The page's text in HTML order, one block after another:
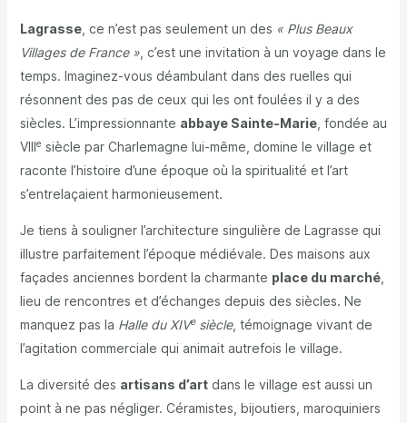
Lagrasse, ce n’est pas seulement un des « Plus Beaux
Villages de France », c’est une invitation à un voyage dans le
temps. Imaginez-vous déambulant dans des ruelles qui
résonnent des pas de ceux qui les ont foulées il y a des
siècles. L’impressionnante abbaye Sainte-Marie, fondée au
VIIIe siècle par Charlemagne lui-même, domine le village et
raconte l’histoire d’une époque où la spiritualité et l’art
s’entrelaçaient harmonieusement.
Je tiens à souligner l’architecture singulière de Lagrasse qui
illustre parfaitement l’époque médiévale. Des maisons aux
façades anciennes bordent la charmante place du marché,
lieu de rencontres et d’échanges depuis des siècles. Ne
manquez pas la Halle du XIVesiècle, témoignage vivant de
l’agitation commerciale qui animait autrefois le village.
La diversité des artisans d’artdans le village est aussi un
point à ne pas négliger. Céramistes, bijoutiers, maroquiniers